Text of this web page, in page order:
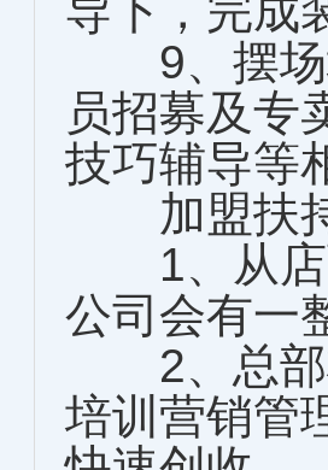
导下，完成
9、摆场
员招募及专
技巧辅导等
加盟扶持
1、从店
公司会有一
2、总部
培训营销管